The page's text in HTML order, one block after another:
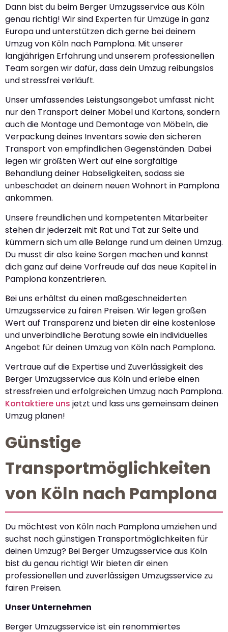
Dann bist du beim Berger Umzugsservice aus Köln
genau richtig! Wir sind Experten für Umzüge in ganz
Europa und unterstützen dich gerne bei deinem
Umzug von Köln nach Pamplona. Mit unserer
langjährigen Erfahrung und unserem professionellen
Team sorgen wir dafür, dass dein Umzug reibungslos
und stressfrei verläuft.
Unser umfassendes Leistungsangebot umfasst nicht
nur den Transport deiner Möbel und Kartons, sondern
auch die Montage und Demontage von Möbeln, die
Verpackung deines Inventars sowie den sicheren
Transport von empfindlichen Gegenständen. Dabei
legen wir größten Wert auf eine sorgfältige
Behandlung deiner Habseligkeiten, sodass sie
unbeschadet an deinem neuen Wohnort in Pamplona
ankommen.
Unsere freundlichen und kompetenten Mitarbeiter
stehen dir jederzeit mit Rat und Tat zur Seite und
kümmern sich um alle Belange rund um deinen Umzug.
Du musst dir also keine Sorgen machen und kannst
dich ganz auf deine Vorfreude auf das neue Kapitel in
Pamplona konzentrieren.
Bei uns erhältst du einen maßgeschneiderten
Umzugsservice zu fairen Preisen. Wir legen großen
Wert auf Transparenz und bieten dir eine kostenlose
und unverbindliche Beratung sowie ein individuelles
Angebot für deinen Umzug von Köln nach Pamplona.
Vertraue auf die Expertise und Zuverlässigkeit des
Berger Umzugsservice aus Köln und erlebe einen
stressfreien und erfolgreichen Umzug nach Pamplona.
Kontaktiere uns jetzt und lass uns gemeinsam deinen
Umzug planen!
Günstige
Transportmöglichkeiten
von Köln nach Pamplona
Du möchtest von Köln nach Pamplona umziehen und
suchst nach günstigen Transportmöglichkeiten für
deinen Umzug? Bei Berger Umzugsservice aus Köln
bist du genau richtig! Wir bieten dir einen
professionellen und zuverlässigen Umzugsservice zu
fairen Preisen.
Unser Unternehmen
Berger Umzugsservice ist ein renommiertes